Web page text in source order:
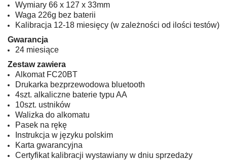
Wymiary 66 x 127 x 33mm
Waga 226g bez baterii
Kalibracja 12-18 miesięcy (w zależności od ilości testów)
Gwarancja
24 miesiące
Zestaw zawiera
Alkomat FC20BT
Drukarka bezprzewodowa bluetooth
4szt. alkaliczne baterie typu AA
10szt. ustników
Walizka do alkomatu
Pasek na rękę
Instrukcja w języku polskim
Karta gwarancyjna
Certyfikat kalibracji wystawiany w dniu sprzedaży